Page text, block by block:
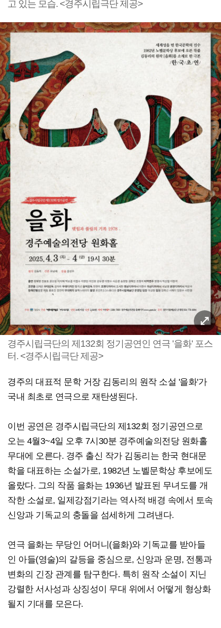
고 있는 모습. <경주시립극단 제공>
경주시립극단의 제132회 정기공연인 연극 '을화' 포스
터. <경주시립극단 제공>
경주의 대표적 문학 거장 김동리의 원작 소설 '을화'가
국내 최초로 연극으로 재탄생된다.
이번 공연은 경주시립극단의 제132회 정기공연으로
오는 4월3~4일 오후 7시30분 경주예술의전당 원화홀
무대에 오른다. 경주 출신 작가 김동리는 한국 현대문
학을 대표하는 소설가로, 1982년 노벨문학상 후보에도
올랐다. 그의 작품 을화는 1936년 발표된 무녀도를 개
작한 소설로, 일제강점기라는 역사적 배경 속에서 토속
신앙과 기독교의 충돌을 섬세하게 그려낸다.
연극 을화는 무당인 어머니(을화)와 기독교를 받아들
인 아들(영술)의 갈등을 중심으로, 신앙과 운명, 전통과
변화의 긴장 관계를 탐구한다. 특히 원작 소설이 지닌
강렬한 서사성과 상징성이 무대 위에서 어떻게 형상화
될지 기대를 모은다.